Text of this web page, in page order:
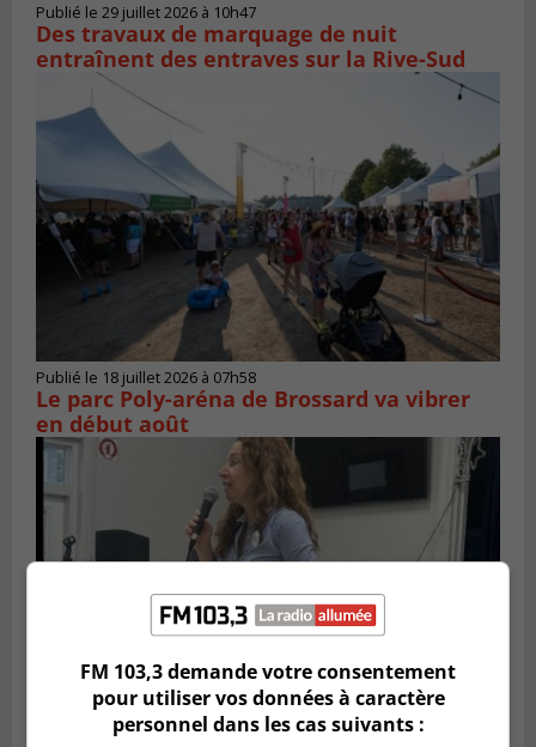
Publié le 29 juillet 2026 à 10h47
Des travaux de marquage de nuit
entraînent des entraves sur la Rive-Sud
Publié le 18 juillet 2026 à 07h58
Le parc Poly-aréna de Brossard va vibrer
en début août
FM 103,3 demande votre consentement
pour utiliser vos données à caractère
personnel dans les cas suivants :